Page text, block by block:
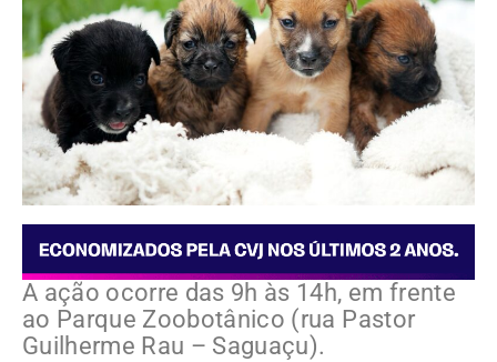
A ação ocorre das 9h às 14h, em frente
ao Parque Zoobotânico (rua Pastor
Guilherme Rau – Saguaçu).